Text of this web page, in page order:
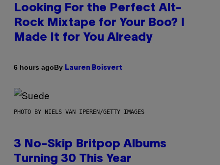
Looking For the Perfect Alt-
Rock Mixtape for Your Boo? I
Made It for You Already
6 hours agoBy Lauren Boisvert
PHOTO BY NIELS VAN IPEREN/GETTY IMAGES
3 No-Skip Britpop Albums
Turning 30 This Year